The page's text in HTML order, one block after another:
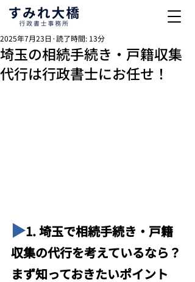
埼玉の相続手続き・戸籍収集
代行は行政書士にお任せ！
2025年7月23日 読了時間: 13分
▶︎1. 埼玉で相続手続き・戸籍
収集の代行を考えているなら？
まず知っておきたいポイント